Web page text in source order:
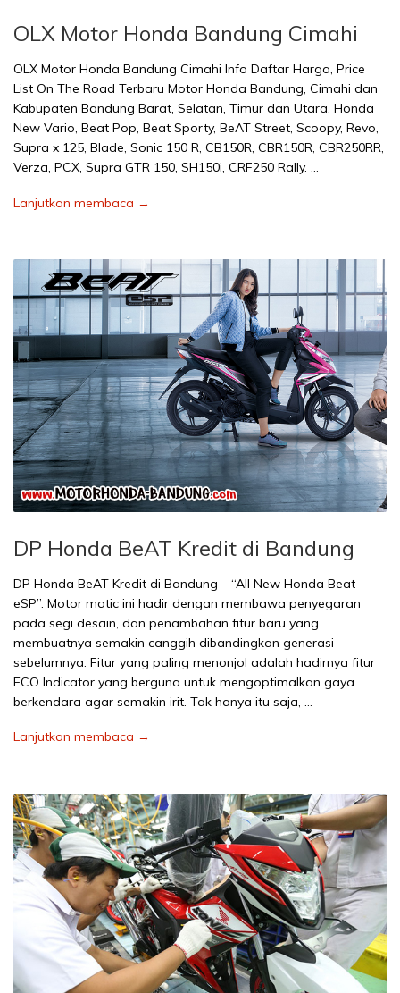
OLX Motor Honda Bandung Cimahi
OLX Motor Honda Bandung Cimahi Info Daftar Harga, Price
List On The Road Terbaru Motor Honda Bandung, Cimahi dan
Kabupaten Bandung Barat, Selatan, Timur dan Utara. Honda
New Vario, Beat Pop, Beat Sporty, BeAT Street, Scoopy, Revo,
Supra x 125, Blade, Sonic 150 R, CB150R, CBR150R, CBR250RR,
Verza, PCX, Supra GTR 150, SH150i, CRF250 Rally. …
Lanjutkan membaca →
DP Honda BeAT Kredit di Bandung
DP Honda BeAT Kredit di Bandung – “All New Honda Beat
eSP”. Motor matic ini hadir dengan membawa penyegaran
pada segi desain, dan penambahan fitur baru yang
membuatnya semakin canggih dibandingkan generasi
sebelumnya. Fitur yang paling menonjol adalah hadirnya fitur
ECO Indicator yang berguna untuk mengoptimalkan gaya
berkendara agar semakin irit. Tak hanya itu saja, …
Lanjutkan membaca →